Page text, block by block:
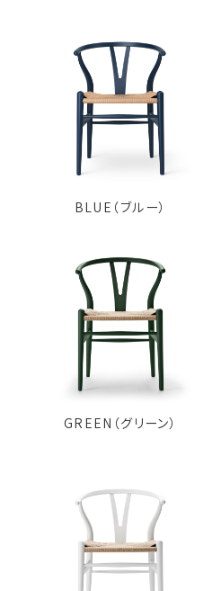
BLUE（ブルー）
GREEN（グリーン）